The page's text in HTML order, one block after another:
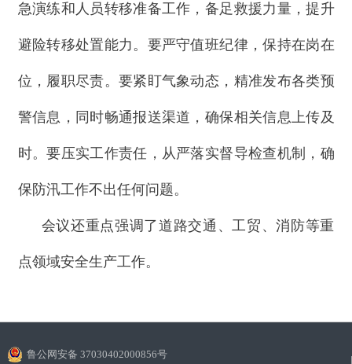
急演练和人员转移准备工作，备足救援力量，提升
避险转移处置能力。要严守值班纪律，保持在岗在
位，履职尽责。要紧盯气象动态，精准发布各类预
警信息，同时畅通报送渠道，确保相关信息上传及
时。要压实工作责任，从严落实督导检查机制，确
保防汛工作不出任何问题。
会议还重点强调了道路交通、工贸、消防等重
点领域安全生产工作。
鲁公网安备 37030402000856号